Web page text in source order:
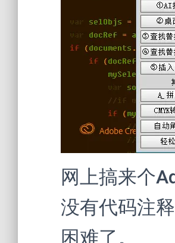
网上搞来个
没有代码注
困难了。